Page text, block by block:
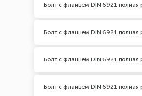
Болт с фланцем DIN 6921 полная
Болт с фланцем DIN 6921 полная
Болт с фланцем DIN 6921 полная
Болт с фланцем DIN 6921 полная